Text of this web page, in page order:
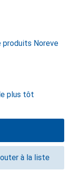
produits Noreve
plus tôt
à la liste